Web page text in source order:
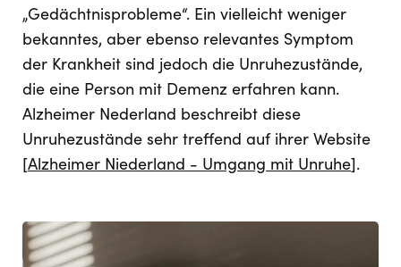
„Gedächtnisprobleme“. Ein vielleicht weniger
bekanntes, aber ebenso relevantes Symptom
der Krankheit sind jedoch die Unruhezustände,
die eine Person mit Demenz erfahren kann.
Alzheimer Nederland beschreibt diese
Unruhezustände sehr treffend auf ihrer Website
[Alzheimer Niederland - Umgang mit Unruhe].